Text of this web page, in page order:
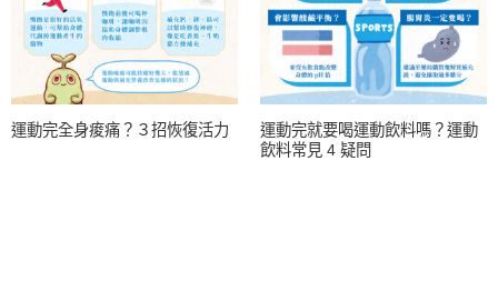
運動完全身痠痛？３招恢復活力
運動完就要喝運動飲料嗎？運動
飲料常見 4 疑問